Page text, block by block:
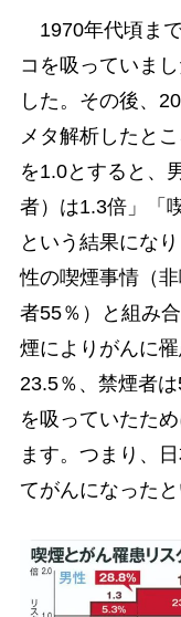
1970年代頃ま
コを吸っていま
した。その後、
メタ解析したと
を1.0とすると、
者）は1.3倍」「
という結果にな
性の喫煙事情（
者55％）と組み
煙によりがんに
23.5％、禁煙者
を吸っていたた
ます。つまり、
てがんになったと